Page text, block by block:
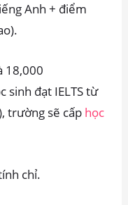
Anh + điểm
18,000
sinh đạt IELTS từ
trường sẽ cấp học
chỉ.